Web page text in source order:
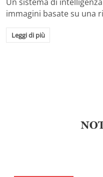
immagini basate su una
Leggi di più